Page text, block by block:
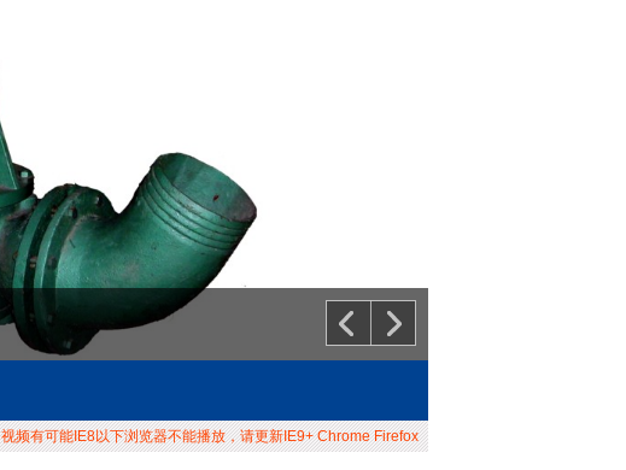
视频有可能IE8以下浏览器不能播放，请更新IE9+ Chrome Firefox